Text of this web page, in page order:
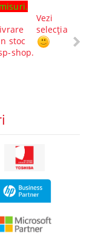
stoc
shop.
Vezi
selecția